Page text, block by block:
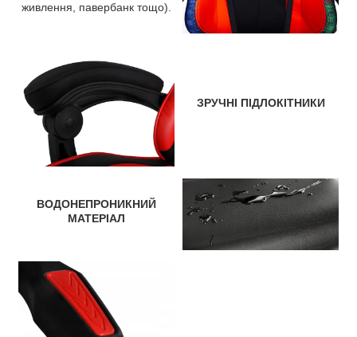
живлення, павербанк тощо).
ЗРУЧНІ ПІДЛОКІТНИКИ
ВОДОНЕПРОНИКНИЙ
МАТЕРІАЛ